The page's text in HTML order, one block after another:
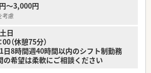
～3,000円
考慮
日
（休憩75分）
8時間週40時間以内のシフト制勤務
の希望は柔軟にご相談ください